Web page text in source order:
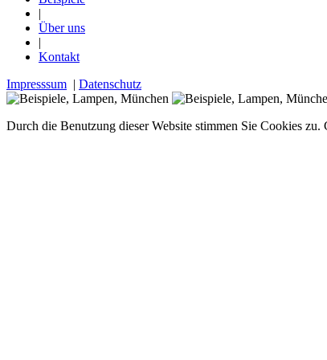
|
Über uns
|
Kontakt
Impresssum | Datenschutz
Durch die Benutzung dieser Website stimmen Sie Cookies zu.